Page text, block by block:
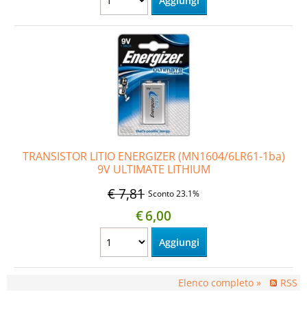
TRANSISTOR LITIO ENERGIZER (MN1604/6LR61-1ba)
9V ULTIMATE LITHIUM
€ 7,81 Sconto 23.1%
€6,00
Elenco completo » RSS